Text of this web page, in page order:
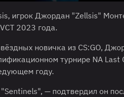
игрок Джордан "Zellsis"
2023 года.
новичка из CS:GO,
турнире NA Last
году.
— подтвердил он